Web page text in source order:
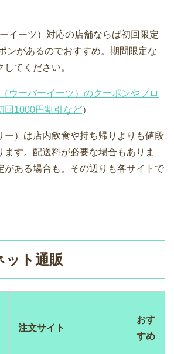
イーツ）対応の店舗ならば初回限定
ンがあるのでおすすめ。期間限定な
てください。
ウーバーイーツ）のクーポンやプロ
回1000円割引など）
ー）は店内飲食や持ち帰りよりも値段
ます。配送料が必要な場合もありま
がある場合も。その辺りも各サイトで
ット通販
注文サイト
おす
すめ